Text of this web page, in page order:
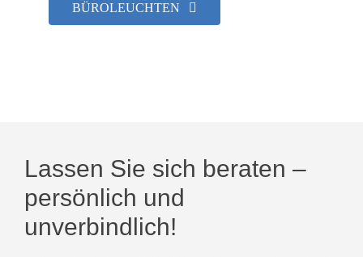
BÜROLEUCHTEN
Lassen Sie sich beraten –
persönlich und
unverbindlich!